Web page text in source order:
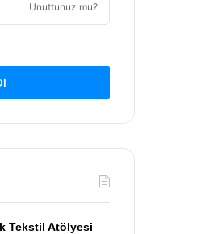
Unuttunuz mu?
Tekstil Atölyesi